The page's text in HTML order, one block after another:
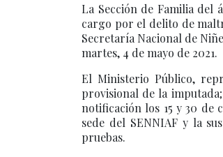
La Sección de Familia
cargo por el delito de
Secretaría Nacional de
martes, 4 de mayo de 2021.
El Ministerio Público,
provisional de la
notificación los 15 y 30 de
sede del SENNIAF y la
pruebas.